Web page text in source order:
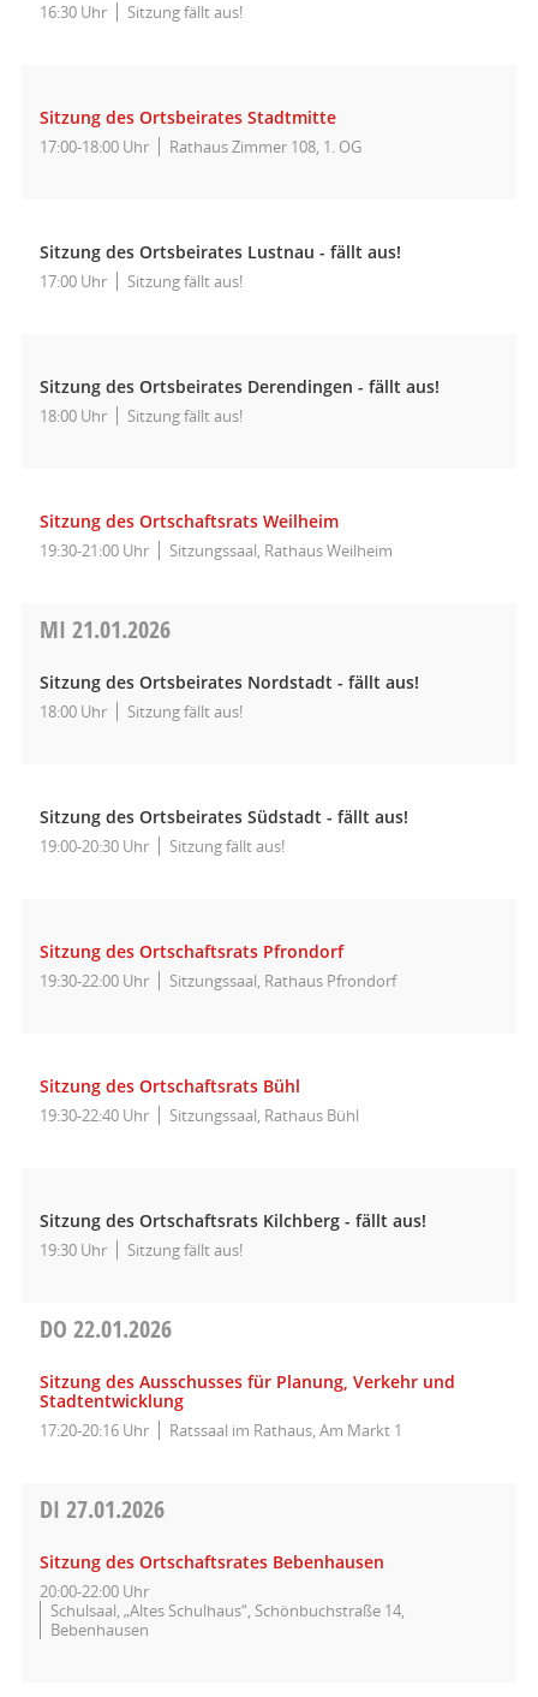
16:30 Uhr Sitzung fällt aus!
Sitzung des Ortsbeirates Stadtmitte
17:00-18:00 Uhr Rathaus Zimmer 108, 1. OG
Sitzung des Ortsbeirates Lustnau - fällt aus!
17:00 Uhr Sitzung fällt aus!
Sitzung des Ortsbeirates Derendingen - fällt aus!
18:00 Uhr Sitzung fällt aus!
Sitzung des Ortschaftsrats Weilheim
19:30-21:00 Uhr Sitzungssaal, Rathaus Weilheim
MI 21.01.2026
Sitzung des Ortsbeirates Nordstadt - fällt aus!
18:00 Uhr Sitzung fällt aus!
Sitzung des Ortsbeirates Südstadt - fällt aus!
19:00-20:30 Uhr Sitzung fällt aus!
Sitzung des Ortschaftsrats Pfrondorf
19:30-22:00 Uhr Sitzungssaal, Rathaus Pfrondorf
Sitzung des Ortschaftsrats Bühl
19:30-22:40 Uhr Sitzungssaal, Rathaus Bühl
Sitzung des Ortschaftsrats Kilchberg - fällt aus!
19:30 Uhr Sitzung fällt aus!
DO 22.01.2026
Sitzung des Ausschusses für Planung, Verkehr und
Stadtentwicklung
17:20-20:16 Uhr Ratssaal im Rathaus, Am Markt 1
DI 27.01.2026
Sitzung des Ortschaftsrates Bebenhausen
20:00-22:00 Uhr
Schulsaal, „Altes Schulhaus“, Schönbuchstraße 14,
Bebenhausen